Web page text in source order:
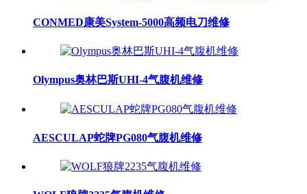
CONMED康美System-5000高频电刀维修
Olympus奥林巴斯UHI-4气腹机维修
AESCULAP蛇牌PG080气腹机维修